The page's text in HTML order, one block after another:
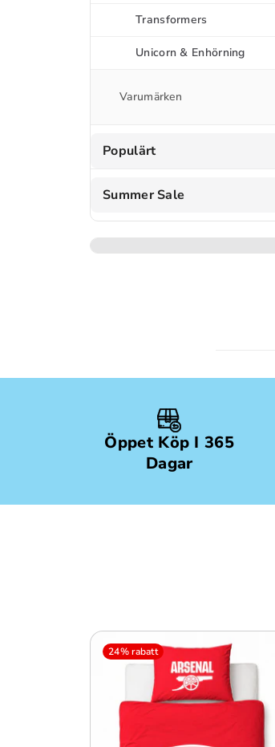
Transformers
Unicorn & Enhörning
Varumärken
Populärt
Summer Sale
Öppet Köp I 365
Dagar
24% rabatt